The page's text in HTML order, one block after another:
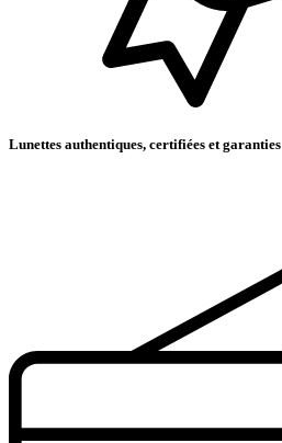
Lunettes authentiques, certifiées et garanties